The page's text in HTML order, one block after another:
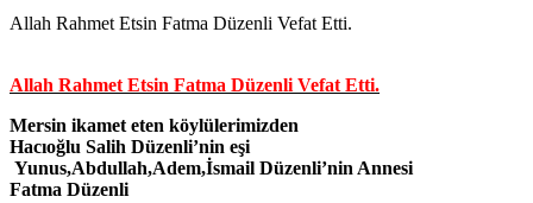
Allah Rahmet Etsin Fatma Düzenli Vefat Etti.
Allah Rahmet Etsin Fatma Düzenli Vefat Etti.
Mersin ikamet eten köylülerimizden
Hacıoğlu Salih Düzenli’nin eşi
Yunus,Abdullah,Adem,İsmail Düzenli’nin Annesi
Fatma Düzenli